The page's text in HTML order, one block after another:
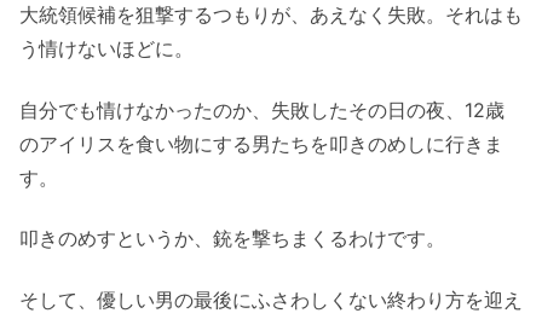
大統領候補を狙撃するつもりが、あえなく失敗。それはも
う情けないほどに。
自分でも情けなかったのか、失敗したその日の夜、12歳
のアイリスを食い物にする男たちを叩きのめしに行きま
す。
叩きのめすというか、銃を撃ちまくるわけです。
そして、優しい男の最後にふさわしくない終わり方を迎え